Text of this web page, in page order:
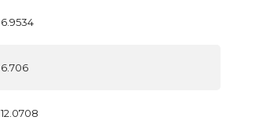
6.9534
6.706
12.0708